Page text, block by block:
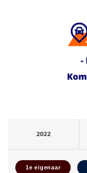
2022
1e eigenaar